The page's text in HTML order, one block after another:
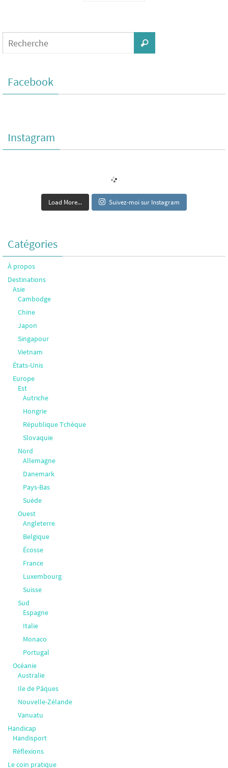
Facebook
Instagram
Load More... Suivez-moi sur Instagram
Catégories
À propos
Destinations
Asie
Cambodge
Chine
Japon
Singapour
Vietnam
États-Unis
Europe
Est
Autriche
Hongrie
République Tchèque
Slovaquie
Nord
Allemagne
Danemark
Pays-Bas
Suède
Ouest
Angleterre
Belgique
Écosse
France
Luxembourg
Suisse
Sud
Espagne
Italie
Monaco
Portugal
Océanie
Australie
Ile de Pâques
Nouvelle-Zélande
Vanuatu
Handicap
Handisport
Réflexions
Le coin pratique